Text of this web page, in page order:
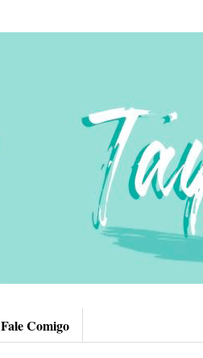
Fale Comigo